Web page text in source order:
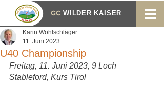
WILDER KAISER
GC
U40 Championship
Karin Wohlschläger
11. Juni 2023
Freitag, 11. Juni 2023, 9 Loch
Stableford, Kurs Tirol